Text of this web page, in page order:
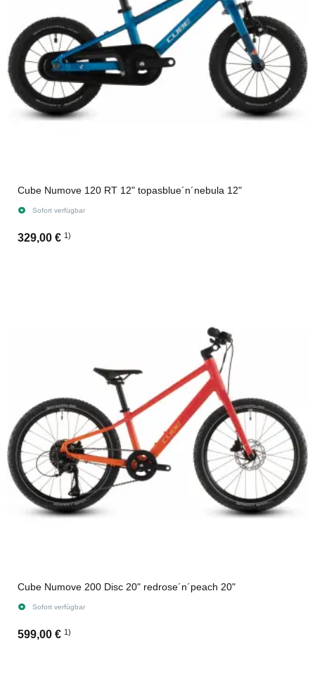
Cube Numove 120 RT 12" topasblue´n´nebula 12"
Sofort verfügbar
329,00 € 1)
Cube Numove 200 Disc 20" redrose´n´peach 20"
Sofort verfügbar
599,00 € 1)